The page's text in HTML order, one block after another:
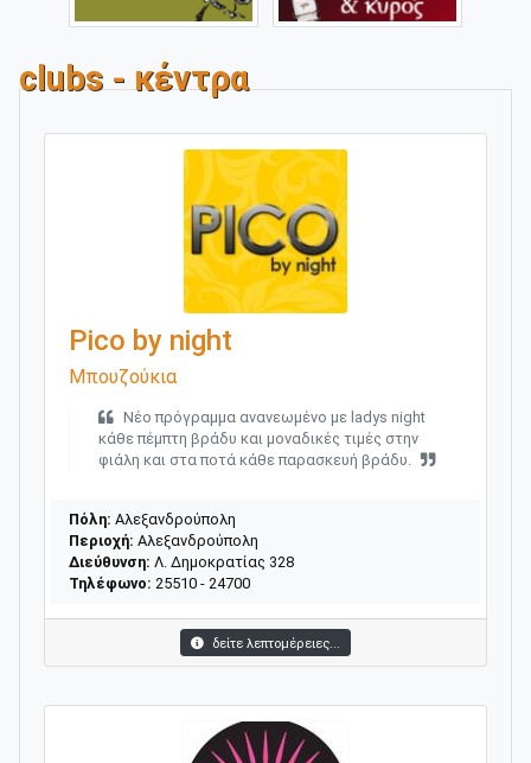
clubs - κέντρα
Pico by night
Μπουζούκια
Νέο πρόγραμμα ανανεωμένο με ladys night
κάθε πέμπτη βράδυ και μοναδικές τιμές στην
φιάλη και στα ποτά κάθε παρασκευή βράδυ.
Πόλη: Αλεξανδρούπολη
Περιοχή: Αλεξανδρούπολη
Διεύθυνση: Λ. Δημοκρατίας 328
Τηλέφωνο: 25510 - 24700
δείτε λεπτομέρειες...